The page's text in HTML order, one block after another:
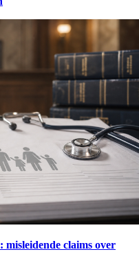
claims over